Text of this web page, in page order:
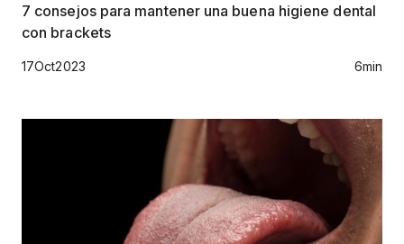
7 consejos para mantener una buena higiene dental
con brackets
17Oct2023 6min